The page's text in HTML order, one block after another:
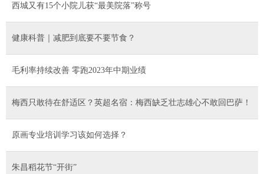
西城又有15个小院儿获“最美院落”称号
健康科普｜减肥到底要不要节食？
毛利率持续改善 零跑2023年中期业绩
梅西只敢待在舒适区？英超名宿：梅西缺乏壮志雄心不敢回巴萨！
原画专业培训学习该如何选择？
朱昌稻花节“开街”